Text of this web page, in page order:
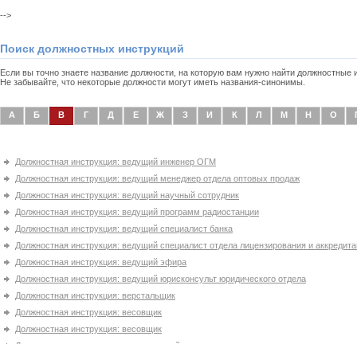
-->
Поиск должностных инструкций
Если вы точно знаете название должности, на которую вам нужно найти
Не забывайте, что некоторые должности могут иметь названия-синонимы.
А Б В Г Д Е Ж З И К Л М Н О
Должностная инструкция: ведущий инженер ОГМ
Должностная инструкция: ведущий менеджер отдела оптовых продаж
Должностная инструкция: ведущий научный сотрудник
Должностная инструкция: ведущий программ радиостанции
Должностная инструкция: ведущий специалист банка
Должностная инструкция: ведущий специалист отдела лицензирования и
Должностная инструкция: ведущий эфира
Должностная инструкция: ведущий юрисконсульт юридического отдела
Должностная инструкция: верстальщик
Должностная инструкция: весовщик
Должностная инструкция: весовщик